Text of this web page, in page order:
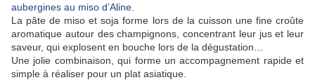
aubergines au miso d’Aline
La pâte de miso et soja forme lors de la cuisson une fine croûte
aromatique autour des champignons, concentrant leur jus et leur
saveur, qui explosent en bouche lors de la dégustation…
Une jolie combinaison, qui forme un accompagnement rapide et
simple à réaliser pour un plat asiatique.